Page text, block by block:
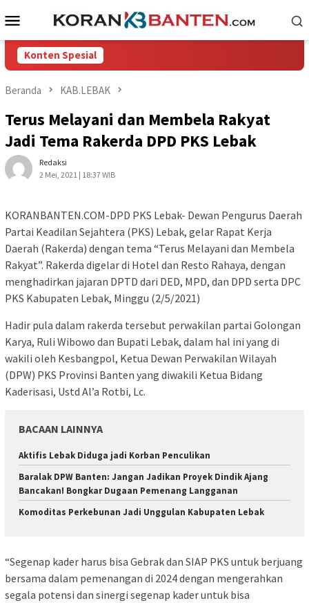
ke
Menu
Mobile
Konten Spesial
Beranda KAB.LEBAK
Terus Melayani dan Membela Rakyat
Jadi Tema Rakerda DPD PKS Lebak
Redaksi
2 Mei, 2021 | 18:37 WIB
KORANBANTEN.COM-DPD PKS Lebak- Dewan Pengurus Daerah
Partai Keadilan Sejahtera (PKS) Lebak, gelar Rapat Kerja
Daerah (Rakerda) dengan tema “Terus Melayani dan Membela
Rakyat”. Rakerda digelar di Hotel dan Resto Rahaya, dengan
menghadirkan jajaran DPTD dari DED, MPD, dan DPD serta DPC
PKS Kabupaten Lebak, Minggu (2/5/2021)
Hadir pula dalam rakerda tersebut perwakilan partai Golongan
Karya, Ruli Wibowo dan Bupati Lebak, dalam hal ini yang di
wakili oleh Kesbangpol, Ketua Dewan Perwakilan Wilayah
(DPW) PKS Provinsi Banten yang diwakili Ketua Bidang
Kaderisasi, Ustd Al’a Rotbi, Lc.
BACAAN LAINNYA
Aktifis Lebak Diduga jadi Korban Penculikan
Baralak DPW Banten: Jangan Jadikan Proyek Dindik Ajang
Bancakan! Bongkar Dugaan Pemenang Langganan
Komoditas Perkebunan Jadi Unggulan Kabupaten Lebak
“Segenap kader harus bisa Gebrak dan SIAP PKS untuk berjuang
bersama dalam pemenangan di 2024 dengan mengerahkan
segala potensi dan sinergi segenap kader untuk bisa